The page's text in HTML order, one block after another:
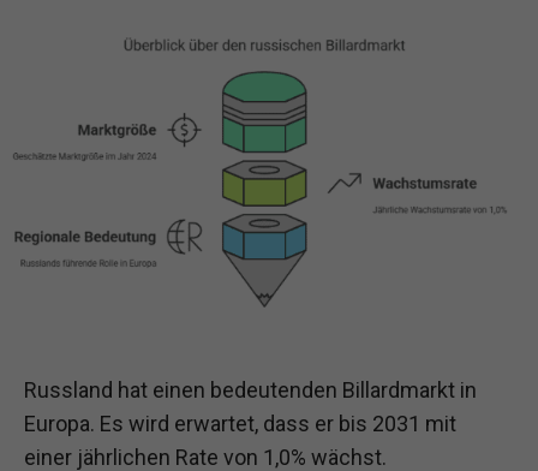
Russland hat einen bedeutenden Billardmarkt in
Europa. Es wird erwartet, dass er bis 2031 mit
einer jährlichen Rate von 1,0% wächst.